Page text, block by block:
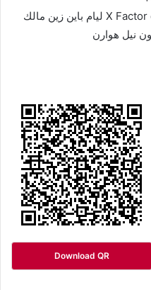
بوينس آيرس برنامج X Factor one direction ليام باين زين مالك
نيل هوارن
Download QR